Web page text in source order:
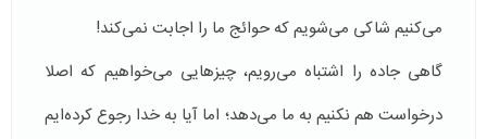
می‌کنیم شاکی می‌شویم که حوائج ما را اجابت نمی‌کند!
گاهی جاده را اشتباه می‌رویم، چیزهایی می‌خواهیم که اصلا
درخواست هم نکنیم به ما می‌دهد؛ اما آیا به خدا رجوع کرده‌ایم